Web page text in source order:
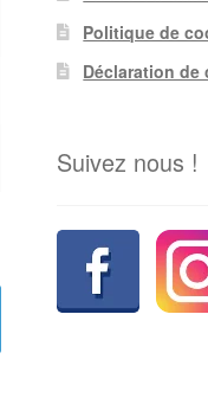
Politique de
Déclaration
Suivez nous !